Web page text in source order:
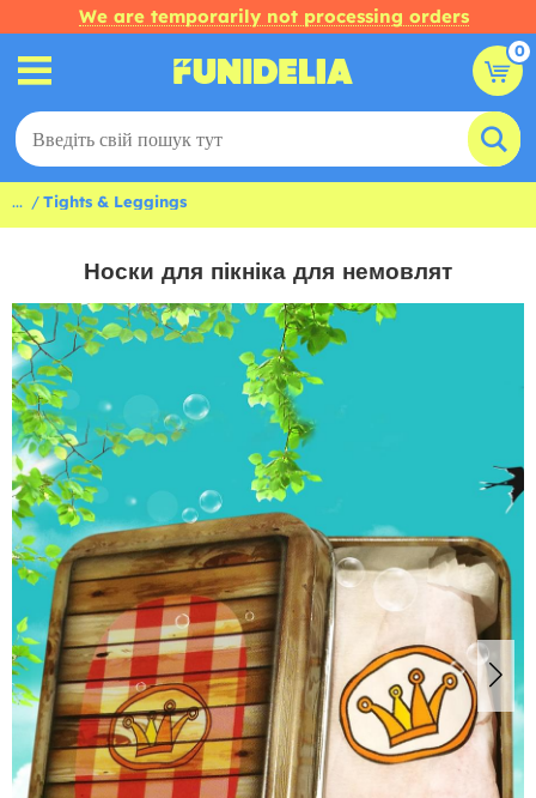
We are temporarily not processing orders
0
... Tights & Leggings
Носки для пікніка для немовлят